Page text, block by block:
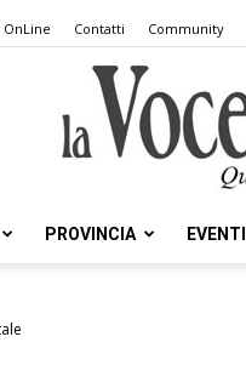
OnLine Contatti Community
PROVINCIA EVENTI